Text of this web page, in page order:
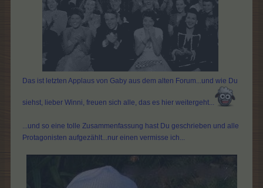
Das ist letzten Applaus von Gaby aus dem alten Forum...und wie Du
siehst, lieber Winni, freuen sich alle, das es hier weitergeht...
...und so eine tolle Zusammenfassung hast Du geschrieben und alle
Protagonisten aufgezählt...nur einen vermisse ich...